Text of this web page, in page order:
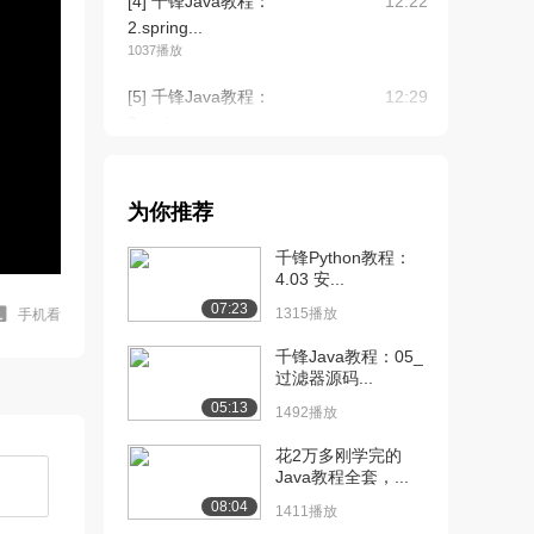
手机看
2.spring...
1037播放
[5] 千锋Java教程：
12:29
2.spring...
[7] 千锋Java教程：3.路径
参数（上...
[8] 千锋Java教程：3.路径
参数（中...
[9] 千锋Java教程：3.路径
参数（下...
12:11
为你推荐
07:23
千锋Python教程：
4.03 安...
1315播放
05:13
千锋Java教程：05_
过滤器源码...
1492播放
08:04
花2万多刚学完的
Java教程全套，...
1411播放